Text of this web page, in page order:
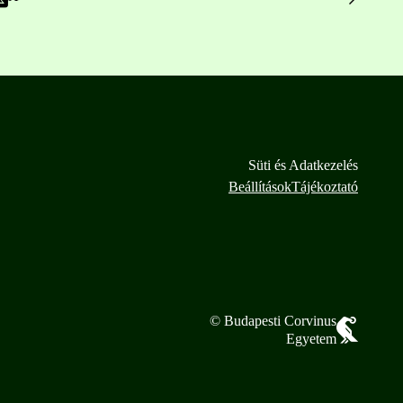
Süti és Adatkezelés
BeállításokTájékoztató
© Budapesti Corvinus
Egyetem